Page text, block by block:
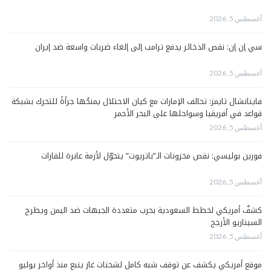
أغسطس 5, 2026
سي إن إن: نقص الذخائر يدفع ترامب إلى إلغاء ضربات واسعة ضد إيران
أغسطس 5, 2026
فاينانشال تايمز: تحالف الإمارات مع كيان الاحتلال يمنحُها جرأةً للتحرك بشبكة
قواعد في أفريقيا وسواحلها على البحر الأحمر
أغسطس 5, 2026
فورين بوليسي: نقص مخزونات الـ”باتريوت” يتحوّل لأزمة عابرة للقارات
أغسطس 5, 2026
كشفٌ أمريكي لخطط السعودية بحرب متعددة الجبهات ضد اليمن ويطرح
السيناريو الأرجح
أغسطس 5, 2026
موقع أمريكي يكشف عن توقف شبه كامل لشحنات غاز ينبع منذ أواخر يوليو